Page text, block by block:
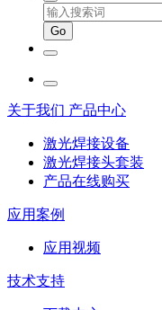
关于我们 产品中心
激光焊接设备
激光焊接头套装
产品在线购买
应用案例
应用视频
技术支持